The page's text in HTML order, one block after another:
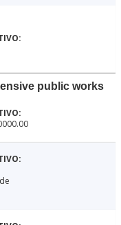
public works